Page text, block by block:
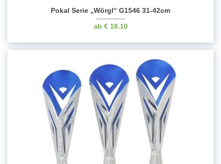
Pokal Serie „Wörgl“ G1546 31-42cm
€18.10